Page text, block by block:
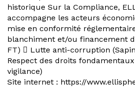
historique Sur la Compliance,
accompagne les acteurs
mise en conformité
blanchiment et/ou financement
FT)  Lutte anti-corruption (Sapin
Respect des droits
vigilance)
Site internet : https://